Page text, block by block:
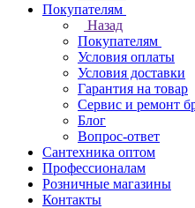
Покупателям
Назад
Покупателям
Условия оплаты
Условия доставки
Гарантия на товар
Сервис и ремонт
Блог
Вопрос-ответ
Сантехника оптом
Профессионалам
Розничные магазины
Контакты